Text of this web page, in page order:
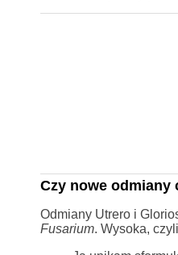
Czy nowe odmiany
Odmiany Utrero i
Fusarium. Wysoka,